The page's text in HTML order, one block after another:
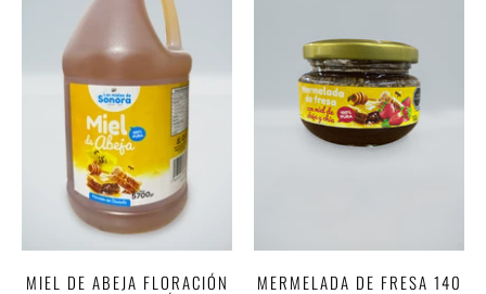
MIEL DE ABEJA FLORACIÓN
MERMELADA DE FRESA 140